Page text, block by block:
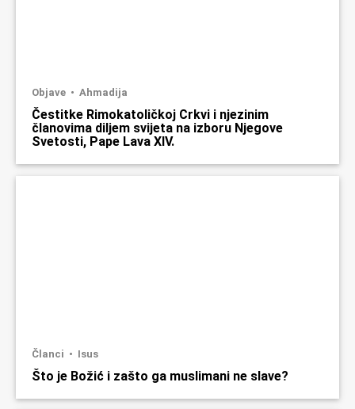
Objave Ahmadija
Čestitke Rimokatoličkoj Crkvi i njezinim
članovima diljem svijeta na izboru Njegove
Svetosti, Pape Lava XIV.
Članci Isus
Što je Božić i zašto ga muslimani ne slave?